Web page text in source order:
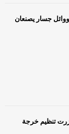
جسار يصنعان
تنظيم خرجة